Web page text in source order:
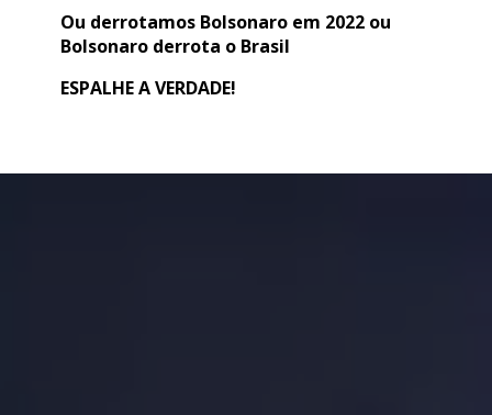
Ou derrotamos Bolsonaro em 2022 ou
Bolsonaro derrota o Brasil
ESPALHE A VERDADE!